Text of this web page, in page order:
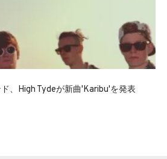
、High Tydeが新曲'Karibu'を発表